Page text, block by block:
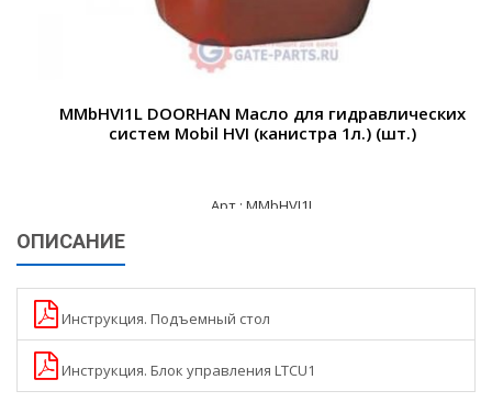
MMbHVI1L DOORHAN Масло для гидравлических
систем Mobil HVI (канистра 1л.) (шт.)
Арт.: MMbHVI1L
2 065 ₽
ОПИСАНИЕ
Инструкция. Подъемный стол
Инструкция. Блок управления LTCU1